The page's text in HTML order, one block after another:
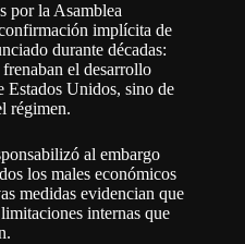
por la Asamblea
implícita de
durante décadas:
el desarrollo
Estados Unidos, sino de
régimen.
al embargo
los males económicos
medidas evidencian que
internas que